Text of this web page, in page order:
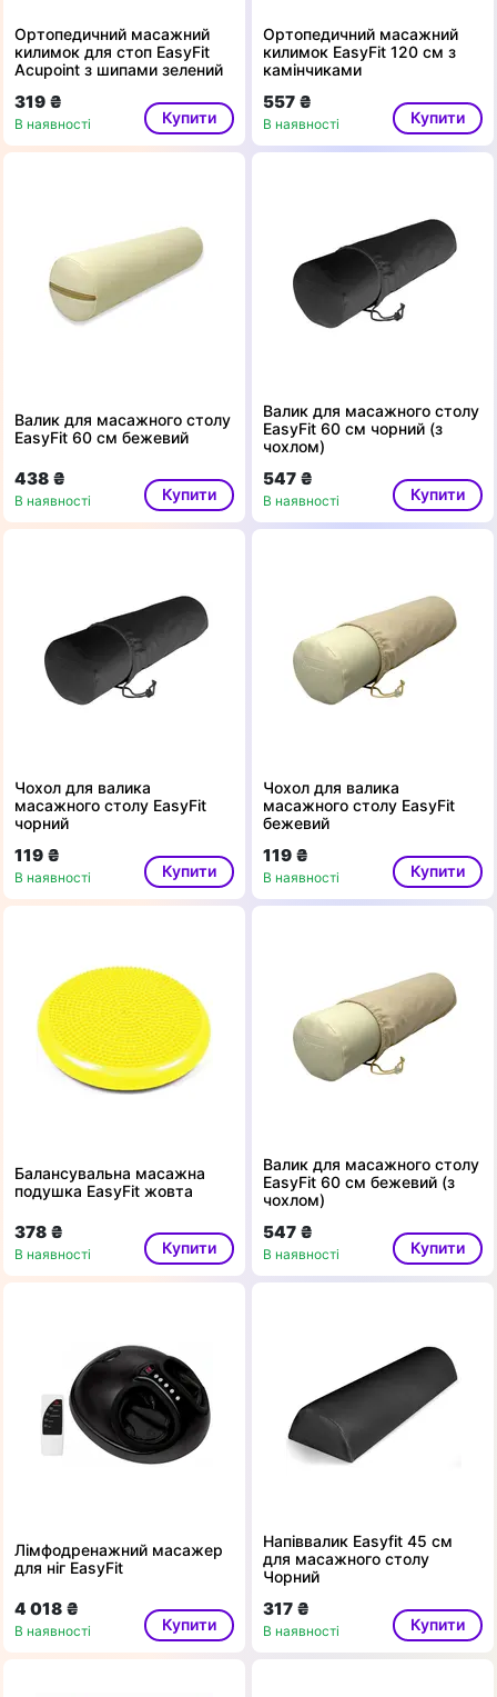
Ортопедичний масажний
килимок для стоп EasyFit
Acupoint з шипами зелений
319 ₴
В наявності Купити
Ортопедичний масажний
килимок EasyFit 120 см з
камінчиками
557 ₴
В наявності Купити
Валик для масажного столу
EasyFit 60 см бежевий
438 ₴
В наявності Купити
Валик для масажного столу
EasyFit 60 см чорний (з
чохлом)
547 ₴
В наявності Купити
Чохол для валика
масажного столу EasyFit
чорний
119 ₴
В наявності Купити
Чохол для валика
масажного столу EasyFit
бежевий
119 ₴
В наявності Купити
Балансувальна масажна
подушка EasyFit жовта
378 ₴
В наявності Купити
Валик для масажного столу
EasyFit 60 см бежевий (з
чохлом)
547 ₴
В наявності Купити
Лімфодренажний масажер
для ніг EasyFit
4 018 ₴
В наявності Купити
Напіввалик Easyfit 45 см
для масажного столу
Чорний
317 ₴
В наявності Купити